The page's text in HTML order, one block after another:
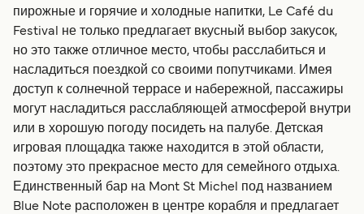
пирожные и горячие и холодные напитки, Le Café du
Festival не только предлагает вкусный выбор закусок,
но это также отличное место, чтобы расслабиться и
насладиться поездкой со своими попутчиками. Имея
доступ к солнечной террасе и набережной, пассажиры
могут насладиться расслабляющей атмосферой внутри
или в хорошую погоду посидеть на палубе. Детская
игровая площадка также находится в этой области,
поэтому это прекрасное место для семейного отдыха.
Единственный бар на Mont St Michel под названием
Blue Note расположен в центре корабля и предлагает